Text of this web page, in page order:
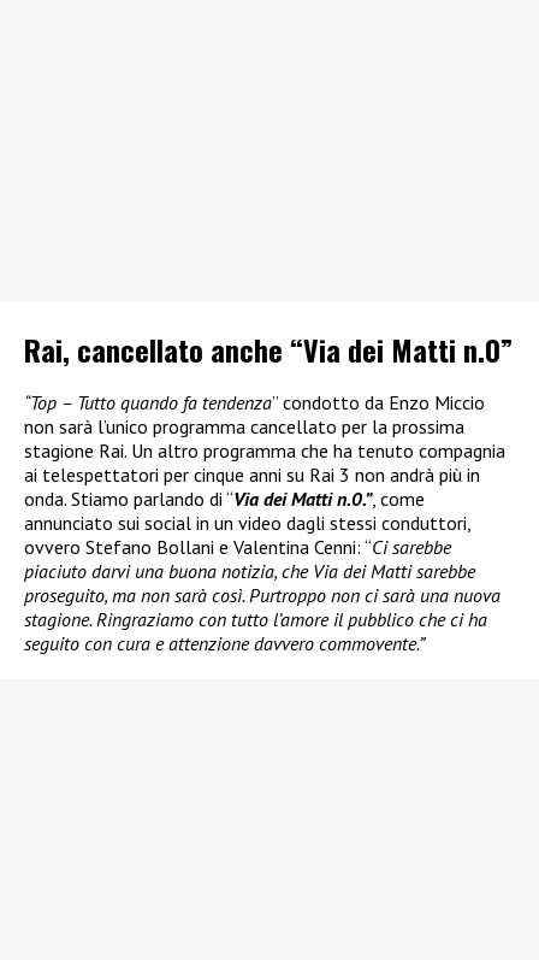
Rai, cancellato anche “Via dei Matti n.0”
“Top – Tutto quando fa tendenza” condotto da Enzo Miccio
non sarà l’unico programma cancellato per la prossima
stagione Rai. Un altro programma che ha tenuto compagnia
ai telespettatori per cinque anni su Rai 3 non andrà più in
onda. Stiamo parlando di “Via dei Matti n.0.”, come
annunciato sui social in un video dagli stessi conduttori,
ovvero Stefano Bollani e Valentina Cenni: “Ci sarebbe
piaciuto darvi una buona notizia, che Via dei Matti sarebbe
proseguito, ma non sarà così. Purtroppo non ci sarà una nuova
stagione. Ringraziamo con tutto l’amore il pubblico che ci ha
seguito con cura e attenzione davvero commovente.”